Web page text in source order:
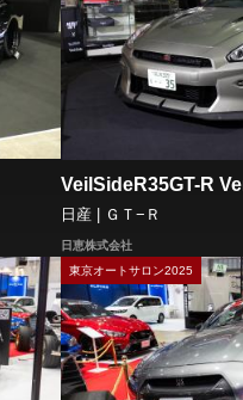
VeilSideR35GT-R
日産 | ＧＴ−Ｒ
日恵株式会社
東京オートサロン2025